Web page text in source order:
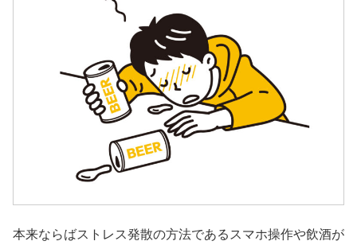
本来ならばストレス発散の方法であるスマホ操作や飲酒が